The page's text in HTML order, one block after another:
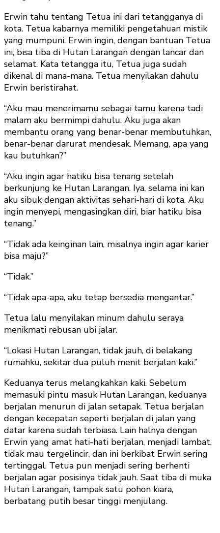
Erwin tahu tentang Tetua ini dari tetangganya di
kota. Tetua kabarnya memiliki pengetahuan mistik
yang mumpuni. Erwin ingin, dengan bantuan Tetua
ini, bisa tiba di Hutan Larangan dengan lancar dan
selamat. Kata tetangga itu, Tetua juga sudah
dikenal di mana-mana. Tetua menyilakan dahulu
Erwin beristirahat.
“Aku mau menerimamu sebagai tamu karena tadi
malam aku bermimpi dahulu. Aku juga akan
membantu orang yang benar-benar membutuhkan,
benar-benar darurat mendesak. Memang, apa yang
kau butuhkan?”
“Aku ingin agar hatiku bisa tenang setelah
berkunjung ke Hutan Larangan. Iya, selama ini kan
aku sibuk dengan aktivitas sehari-hari di kota. Aku
ingin menyepi, mengasingkan diri, biar hatiku bisa
tenang.”
“Tidak ada keinginan lain, misalnya ingin agar karier
bisa maju?”
“Tidak.”
“Tidak apa-apa, aku tetap bersedia mengantar.”
Tetua lalu menyilakan minum dahulu seraya
menikmati rebusan ubi jalar.
“Lokasi Hutan Larangan, tidak jauh, di belakang
rumahku, sekitar dua puluh menit berjalan kaki.”
Keduanya terus melangkahkan kaki. Sebelum
memasuki pintu masuk Hutan Larangan, keduanya
berjalan menurun di jalan setapak. Tetua berjalan
dengan kecepatan seperti berjalan di jalan yang
datar karena sudah terbiasa. Lain halnya dengan
Erwin yang amat hati-hati berjalan, menjadi lambat,
tidak mau tergelincir, dan ini berkibat Erwin sering
tertinggal. Tetua pun menjadi sering berhenti
berjalan agar posisinya tidak jauh. Saat tiba di muka
Hutan Larangan, tampak satu pohon kiara,
berbatang putih besar tinggi menjulang.